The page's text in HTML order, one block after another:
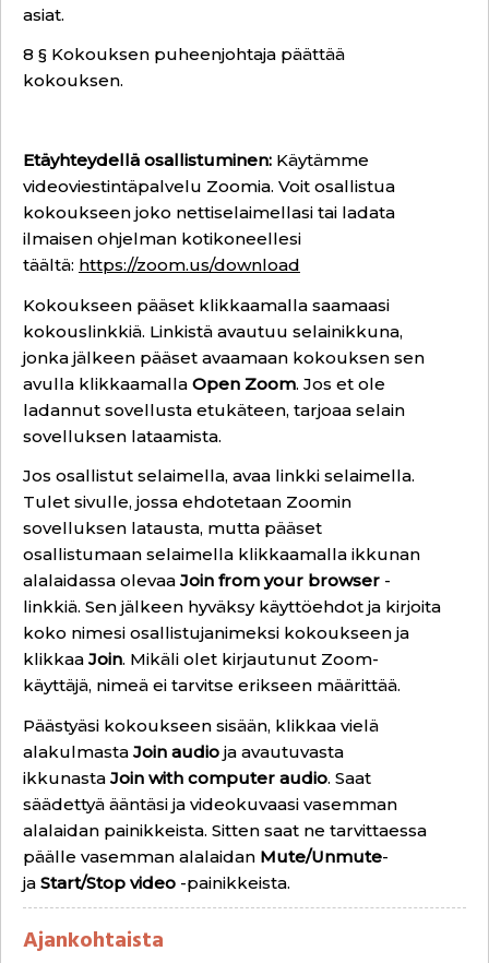
asiat.
8 § Kokouksen puheenjohtaja päättää
kokouksen.
Etäyhteydellä osallistuminen: Käytämme
videoviestintäpalvelu Zoomia. Voit osallistua
kokoukseen joko nettiselaimellasi tai ladata
ilmaisen ohjelman kotikoneellesi
täältä: https://zoom.us/download
Kokoukseen pääset klikkaamalla saamaasi
kokouslinkkiä. Linkistä avautuu selainikkuna,
jonka jälkeen pääset avaamaan kokouksen sen
avulla klikkaamalla Open Zoom. Jos et ole
ladannut sovellusta etukäteen, tarjoaa selain
sovelluksen lataamista.
Jos osallistut selaimella, avaa linkki selaimella.
Tulet sivulle, jossa ehdotetaan Zoomin
sovelluksen latausta, mutta pääset
osallistumaan selaimella klikkaamalla ikkunan
alalaidassa olevaa Join from your browser -
linkkiä. Sen jälkeen hyväksy käyttöehdot ja kirjoita
koko nimesi osallistujanimeksi kokoukseen ja
klikkaa Join. Mikäli olet kirjautunut Zoom-
käyttäjä, nimeä ei tarvitse erikseen määrittää.
Päästyäsi kokoukseen sisään, klikkaa vielä
alakulmasta Join audio ja avautuvasta
ikkunasta Join with computer audio. Saat
säädettyä ääntäsi ja videokuvaasi vasemman
alalaidan painikkeista. Sitten saat ne tarvittaessa
päälle vasemman alalaidan Mute/Unmute-
ja Start/Stop video -painikkeista.
Ajankohtaista